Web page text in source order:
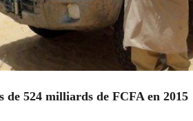
de 524 milliards de FCFA en 2015